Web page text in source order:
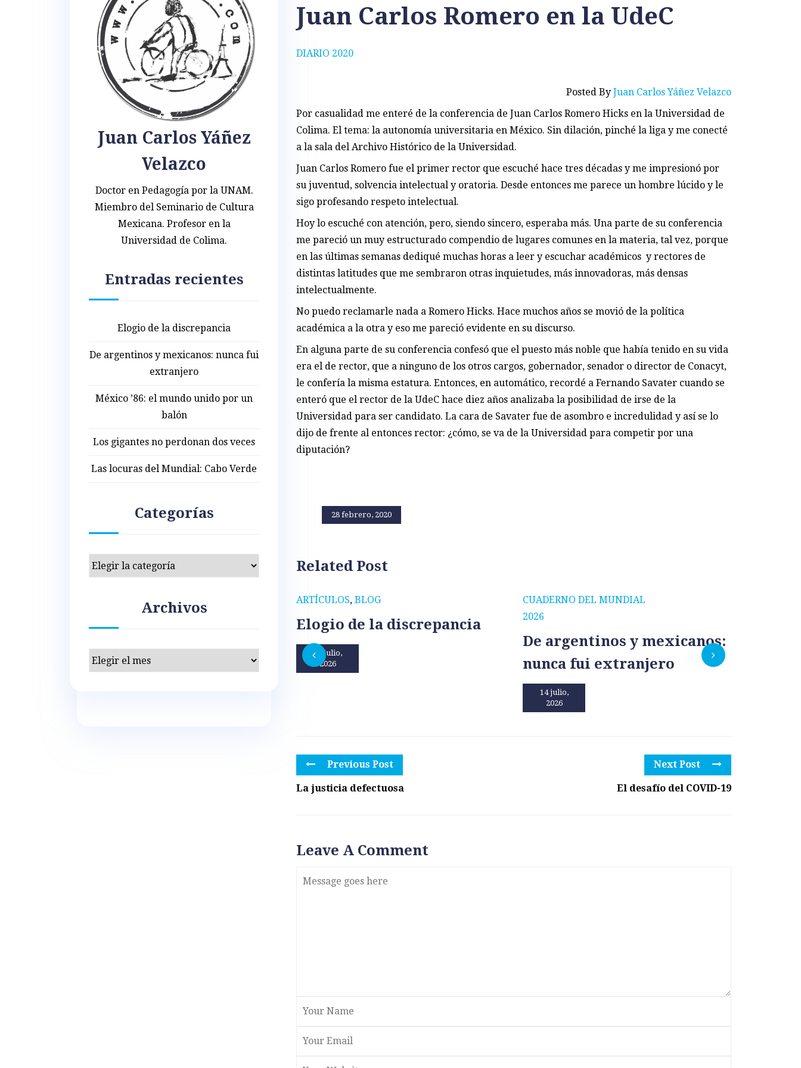
DIARIO 2020
Juan Carlos Romero en la UdeC
28 febrero, 2020
Posted By Juan Carlos Yáñez Velazco
Por casualidad me enteré de la conferencia de Juan Carlos Romero Hicks en la Universidad de
Colima. El tema: la autonomía universitaria en México. Sin dilación, pinché la liga y me conecté
a la sala del Archivo Histórico de la Universidad.
Juan Carlos Romero fue el primer rector que escuché hace tres décadas y me impresionó por
su juventud, solvencia intelectual y oratoria. Desde entonces me parece un hombre lúcido y le
sigo profesando respeto intelectual.
Hoy lo escuché con atención, pero, siendo sincero, esperaba más. Una parte de su conferencia
me pareció un muy estructurado compendio de lugares comunes en la materia, tal vez, porque
en las últimas semanas dediqué muchas horas a leer y escuchar académicos y rectores de
distintas latitudes que me sembraron otras inquietudes, más innovadoras, más densas
intelectualmente.
No puedo reclamarle nada a Romero Hicks. Hace muchos años se movió de la política
académica a la otra y eso me pareció evidente en su discurso.
En alguna parte de su conferencia confesó que el puesto más noble que había tenido en su vida
era el de rector, que a ninguno de los otros cargos, gobernador, senador o director de Conacyt,
le confería la misma estatura. Entonces, en automático, recordé a Fernando Savater cuando se
enteró que el rector de la UdeC hace diez años analizaba la posibilidad de irse de la
Universidad para ser candidato. La cara de Savater fue de asombro e incredulidad y así se lo
dijo de frente al entonces rector: ¿cómo, se va de la Universidad para competir por una
diputación?
Related Post
ARTÍCULOS, BLOG
Elogio de la discrepancia
31 julio,
2026
CUADERNO DEL MUNDIAL
2026
De argentinos y mexicanos:
nunca fui extranjero
14 julio,
2026
Previous Post
La justicia defectuosa
Next Post
El desafío del COVID-19
Leave A Comment
Juan Carlos Yáñez
Velazco
Doctor en Pedagogía por la UNAM.
Miembro del Seminario de Cultura
Mexicana. Profesor en la
Universidad de Colima.
Entradas recientes
Elogio de la discrepancia
De argentinos y mexicanos: nunca fui
extranjero
México ’86: el mundo unido por un
balón
Los gigantes no perdonan dos veces
Las locuras del Mundial: Cabo Verde
Categorías
Categorías
Archivos
Archivos